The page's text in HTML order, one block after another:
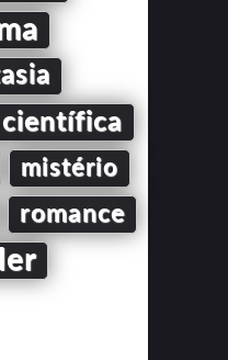
mistério
romance